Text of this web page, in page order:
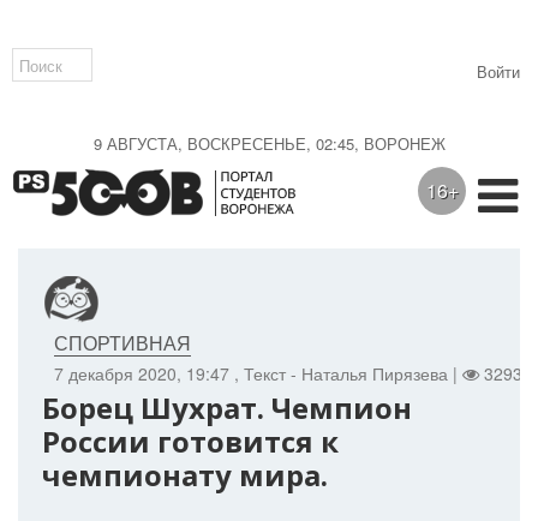
9 АВГУСТА, ВОСКРЕСЕНЬЕ, 02:45, ВОРОНЕЖ
Войти
16+
7 декабря 2020, 19:47 , Текст - Наталья Пирязева | 3293 |
СПОРТИВНАЯ
Борец Шухрат. Чемпион
России готовится к
чемпионату мира.